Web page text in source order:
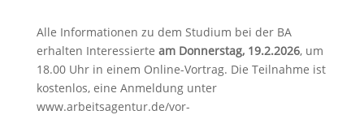
Alle Informationen zu dem Studium bei der BA
erhalten Interessierte am Donnerstag, 19.2.2026, um
18.00 Uhr in einem Online-Vortrag. Die Teilnahme ist
kostenlos, eine Anmeldung unter
www.arbeitsagentur.de/vor-